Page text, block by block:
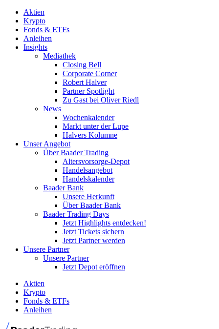
Aktien
Krypto
Fonds & ETFs
Anleihen
Insights
Mediathek
Closing Bell
Corporate Corner
Robert Halver
Partner Spotlight
Zu Gast bei Oliver Riedl
News
Wochenkalender
Markt unter der Lupe
Halvers Kolumne
Unser Angebot
Über Baader Trading
Altersvorsorge-Depot
Handelsangebot
Handelskalender
Baader Bank
Unsere Herkunft
Über Baader Bank
Baader Trading Days
Jetzt Highlights entdecken!
Jetzt Tickets sichern
Jetzt Partner werden
Unsere Partner
Unsere Partner
Jetzt Depot eröffnen
Aktien
Krypto
Fonds & ETFs
Anleihen